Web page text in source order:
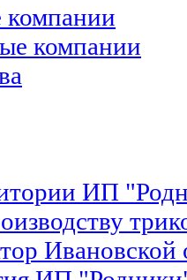
компании
компании
ИП
Ивановской